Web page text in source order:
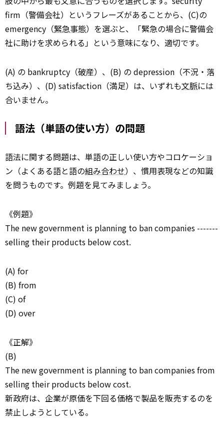
firm（警備会社）というフレーズがあることから、(C)の
emergency（緊急事態）を選ぶと、「緊急の場合に警備会
社に助けを求められる」という意味になり、適切です。
(A) の bankruptcy（破産）、(B) の depression（不況・落
ち込み）、(D) satisfaction（満足）は、いずれも文脈には
合いません。
語法（単語の使い方）の問題
語法に関する問題は、単語の正しい使い方やコロケーショ
ン（よくある語と語の組み合わせ）、慣用表現などの知識
を問うものです。例題を見てみましょう。
《例題》
The new government is planning to ban companies -------
selling their products below cost.
(A) for
(B) from
(C) of
(D) over
《正解》
(B)
The new government is planning to ban companies from
selling their products below cost.
新政府は、企業が原価を下回る価格で製品を販売するのを
禁止しようとしている。